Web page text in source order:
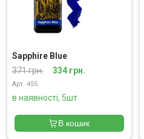
Sapphire Blue
371 грн.
334 грн.
Арт. 455
в наявності, 5шт
В кошик